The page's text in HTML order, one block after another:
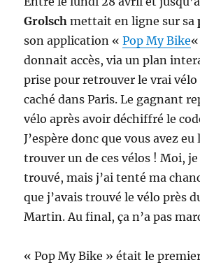
Grolsch mettait en ligne sur sa
son application «Pop My Bike
donnait accès, via un plan
prise pour retrouver le vrai
caché dans Paris. Le gagnant
vélo après avoir déchiffré le
J’espère donc que vous avez eu
trouver un de ces vélos ! Moi, je
trouvé, mais j’ai tenté ma
que j’avais trouvé le vélo près
Martin. Au final, ça n’a pas
« Pop My Bike » était le